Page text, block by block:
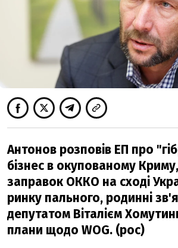
Антонов розповів ЕП про
бізнес в окупованому
заправок ОККО на cході
ринку пального, родинні
депутатом Віталієм
плани щодо WOG. (рос)